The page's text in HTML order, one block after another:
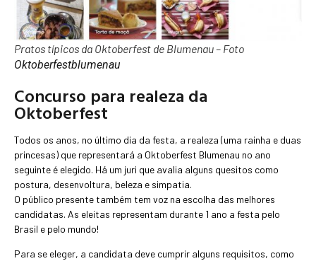
Pratos típicos da Oktoberfest de Blumenau – Foto
Oktoberfestblumenau
Concurso para realeza da
Oktoberfest
Todos os anos, no último dia da festa, a realeza (uma rainha e duas
princesas) que representará a Oktoberfest Blumenau no ano
seguinte é elegido. Há um juri que avalia alguns quesitos como
postura, desenvoltura, beleza e simpatia.
O público presente também tem voz na escolha das melhores
candidatas. As eleitas representam durante 1 ano a festa pelo
Brasil e pelo mundo!
Para se eleger, a candidata deve cumprir alguns requisitos, como